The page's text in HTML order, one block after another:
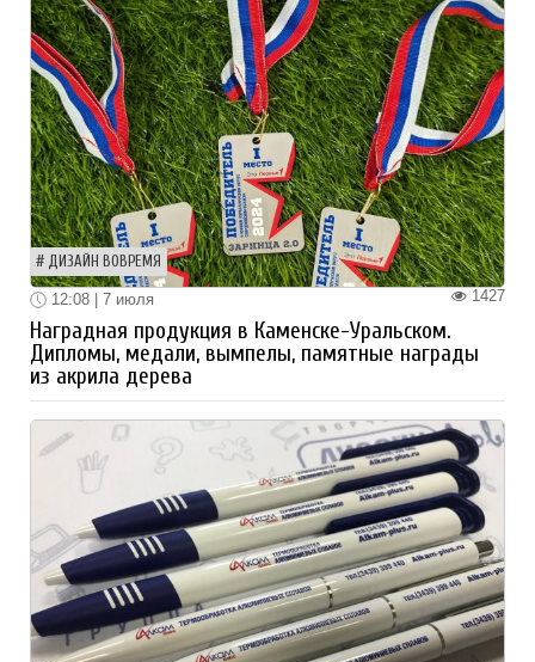
ДИЗАЙН ВОВРЕМЯ
1427
12:08 | 7 июля
Наградная продукция в Каменске-Уральском.
Дипломы, медали, вымпелы, памятные награды
из акрила дерева